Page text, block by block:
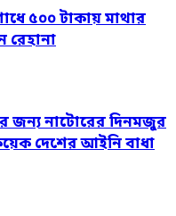
৫০০ টাকায় মাথার
রেহানা
জন্য নাটোরের দিনমজুর
দেশের আইনি বাধা